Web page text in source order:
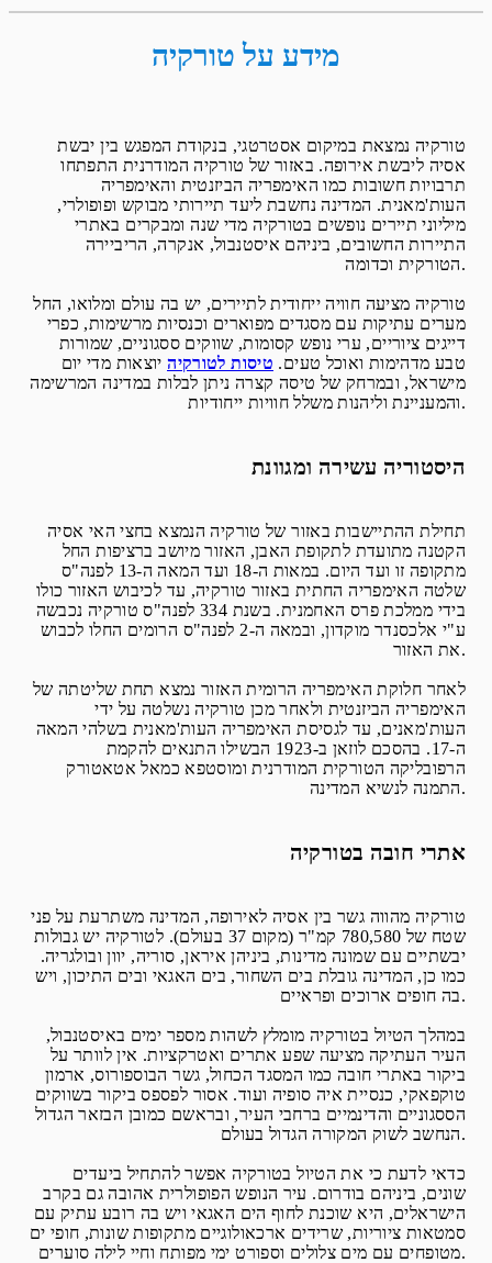
מידע על טורקיה
טורקיה נמצאת במיקום אסטרטגי, בנקודת המפגש בין יבשת
אסיה ליבשת אירופה. באזור של טורקיה המודרנית התפתחו
תרבויות חשובות כמו האימפריה הביזנטית והאימפריה
העות'מאנית. המדינה נחשבת ליעד תיירותי מבוקש ופופולרי,
מיליוני תיירים נופשים בטורקיה מדי שנה ומבקרים באתרי
התיירות החשובים, ביניהם איסטנבול, אנקרה, הריביירה
הטורקית וכדומה.
טורקיה מציעה חוויה ייחודית לתיירים, יש בה עולם ומלואו, החל
מערים עתיקות עם מסגדים מפוארים וכנסיות מרשימות, כפרי
דייגים ציוריים, ערי נופש קסומות, שווקים ססגוניים, שמורות
טבע מדהימות ואוכל טעים. טיסות לטורקיהיוצאות מדי יום
מישראל, ובמרחק של טיסה קצרה ניתן לבלות במדינה המרשימה
והמעניינת וליהנות משלל חוויות ייחודיות.
היסטוריה עשירה ומגוונת
תחילת ההתיישבות באזור של טורקיה הנמצא בחצי האי אסיה
הקטנה מתועדת לתקופת האבן, האזור מיושב ברציפות החל
מתקופה זו ועד היום. במאות ה-18 ועד המאה ה-13 לפנה"ס
שלטה האימפריה החתית באזור טורקיה, עד לכיבוש האזור כולו
בידי ממלכת פרס האחמנית. בשנת 334 לפנה"ס טורקיה נכבשה
ע"י אלכסנדר מוקדון, ובמאה ה-2 לפנה"ס הרומים החלו לכבוש
את האזור.
לאחר חלוקת האימפריה הרומית האזור נמצא תחת שליטתה של
האימפריה הביזנטית ולאחר מכן טורקיה נשלטה על ידי
העות'מאנים, עד לגסיסת האימפריה העות'מאנית בשלהי המאה
ה-17. בהסכם לוזאן ב-1923 הבשילו התנאים להקמת
הרפובליקה הטורקית המודרנית ומוסטפא כמאל אטאטורק
התמנה לנשיא המדינה.
אתרי חובה בטורקיה
טורקיה מהווה גשר בין אסיה לאירופה, המדינה משתרעת על פני
שטח של 780,580 קמ"ר (מקום 37 בעולם). לטורקיה יש גבולות
יבשתיים עם שמונה מדינות, ביניהן איראן, סוריה, יוון ובולגריה.
כמו כן, המדינה גובלת בים השחור, בים האגאי ובים התיכון, ויש
בה חופים ארוכים ופראיים.
במהלך הטיול בטורקיה מומלץ לשהות מספר ימים באיסטנבול,
העיר העתיקה מציעה שפע אתרים ואטרקציות. אין לוותר על
ביקור באתרי חובה כמו המסגד הכחול, גשר הבוספורוס, ארמון
טוקפאקי, כנסיית איה סופיה ועוד. אסור לפספס ביקור בשווקים
הססגוניים והדינמיים ברחבי העיר, ובראשם כמובן הבזאר הגדול
הנחשב לשוק המקורה הגדול בעולם.
כדאי לדעת כי את הטיול בטורקיה אפשר להתחיל ביעדים
שונים, ביניהם בודרום. עיר הנופש הפופולרית אהובה גם בקרב
הישראלים, היא שוכנת לחוף הים האגאי ויש בה רובע עתיק עם
סמטאות ציוריות, שרידים ארכאולוגיים מתקופות שונות, חופי ים
מטופחים עם מים צלולים וספורט ימי מפותח וחיי לילה סוערים.